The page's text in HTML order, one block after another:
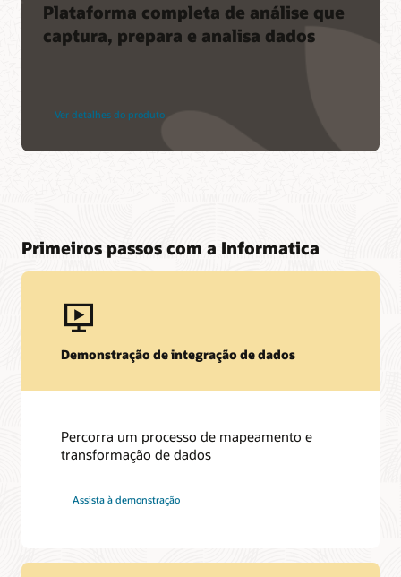
Plataforma completa de análise que
captura, prepara e analisa dados
Ver detalhes do produto
Primeiros passos com a Informatica
Demonstração de integração de dados
Percorra um processo de mapeamento e
transformação de dados
Assista à demonstração